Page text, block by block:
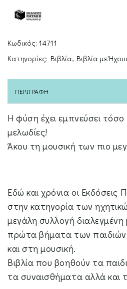
(Σειρά:
τους
ήχους
του
κόσμου,
μεγάλο
σχήμα)
ποσότητα
Κωδικός: 14711
Κατηγορίες: Βιβλία, Βιβλία με
ΠΕΡΙΓΡΑΦΉ
Η φύση έχει εμπνεύσει
μελωδίες!
Άκου τη μουσική των πιο
Εδώ και χρόνια οι
στην κατηγορία των
μεγάλη συλλογή
πρώτα βήματα των
και στη μουσική.
Βιβλία που βοηθούν τα
τα συναισθήματα αλλά και